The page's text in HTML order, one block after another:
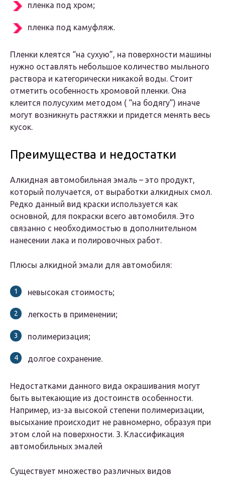
пленка под хром;
пленка под камуфляж.
Пленки клеятся “на сухую”, на поверхности машины
нужно оставлять небольшое количество мыльного
раствора и категорически никакой воды. Стоит
отметить особенность хромовой пленки. Она
клеится полусухим методом ( “на бодягу”) иначе
могут возникнуть растяжки и придется менять весь
кусок.
Преимущества и недостатки
Алкидная автомобильная эмаль – это продукт,
который получается, от выработки алкидных смол.
Редко данный вид краски используется как
основной, для покраски всего автомобиля. Это
связанно с необходимостью в дополнительном
нанесении лака и полировочных работ.
Плюсы алкидной эмали для автомобиля:
невысокая стоимость;
легкость в применении;
полимеризация;
долгое сохранение.
Недостатками данного вида окрашивания могут
быть вытекающие из достоинств особенности.
Например, из-за высокой степени полимеризации,
высыхание происходит не равномерно, образуя при
этом слой на поверхности. 3. Классификация
автомобильных эмалей
Существует множество различных видов